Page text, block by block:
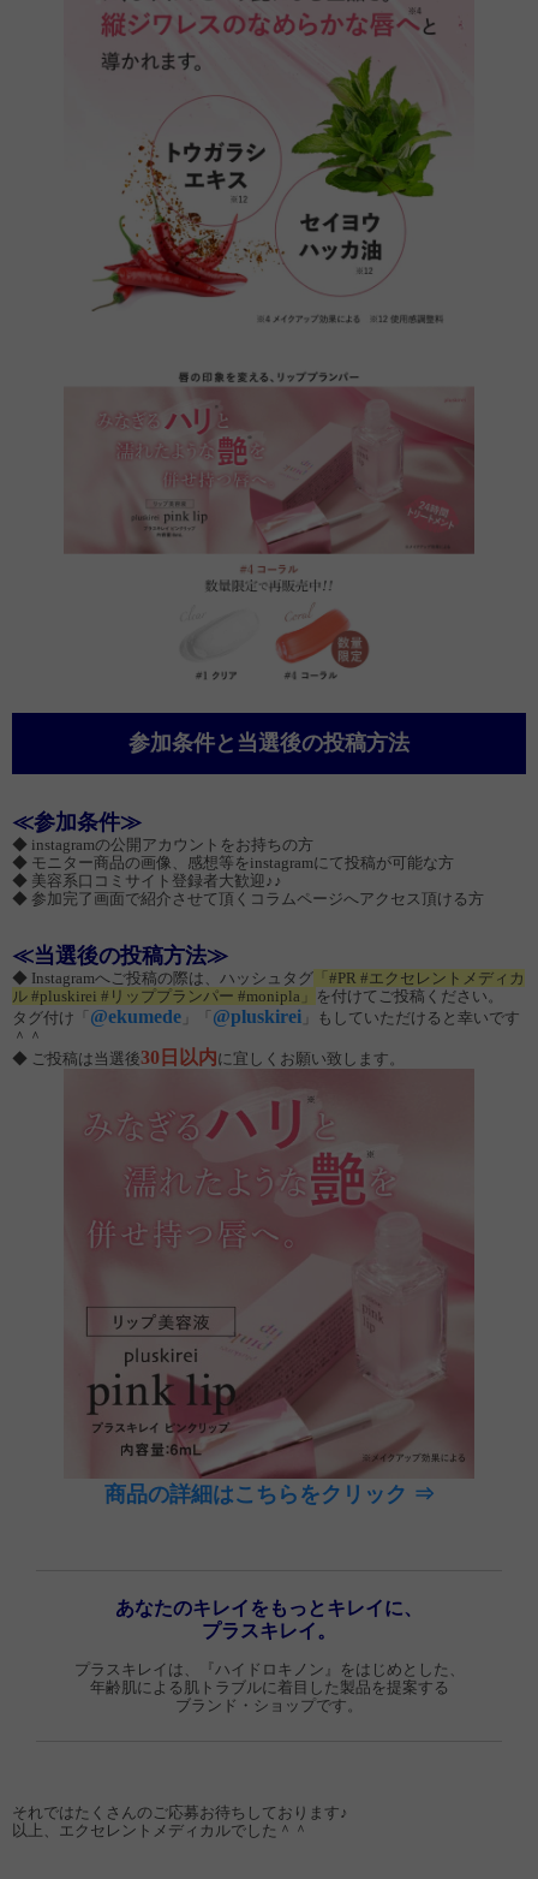
参加条件と当選後の投稿方法
≪参加条件≫
◆ instagramの公開アカウントをお持ちの方
◆ モニター商品の画像、感想等をinstagramにて投稿が可能な方
◆ 美容系口コミサイト登録者大歓迎♪♪
◆ 参加完了画面で紹介させて頂くコラムページへアクセス頂ける方
≪当選後の投稿方法≫
◆ Instagramへご投稿の際は、ハッシュタグ 「#PR #エクセレントメディカ
ル #pluskirei #リッププランパー #monipla」
を付けてご投稿ください。
タグ付け「 @ekumede 」「 @pluskirei 」もしていただけると幸いです
＾＾
◆ ご投稿は当選後30日以内に宜しくお願い致します。
商品の詳細はこちらをクリック ⇒
あなたのキレイをもっとキレイに、
プラスキレイ。
プラスキレイは、『ハイドロキノン』をはじめとした、
年齢肌による肌トラブルに着目した製品を提案する
ブランド・ショップです。
それではたくさんのご応募お待ちしております♪
以上、エクセレントメディカルでした＾＾